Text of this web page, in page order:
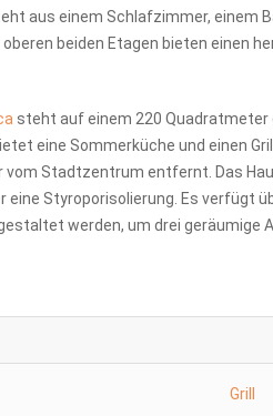
aus einem Schlafzimmer, einem
beiden Etagen bieten einen
steht auf einem 220
eine Sommerküche und einen Grill.
vom Stadtzentrum entfernt. Das
Styroporisolierung. Es verfügt
werden, um drei geräumige
Grill